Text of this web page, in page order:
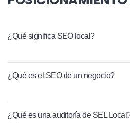
¿Qué significa SEO local?
¿Qué es el SEO de un negocio?
¿Qué es una auditoría de SEL